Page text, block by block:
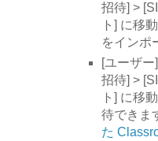
招待] >
ト] に移
をインポ
[ユーザー
招待] >
ト] に移
待できま
た